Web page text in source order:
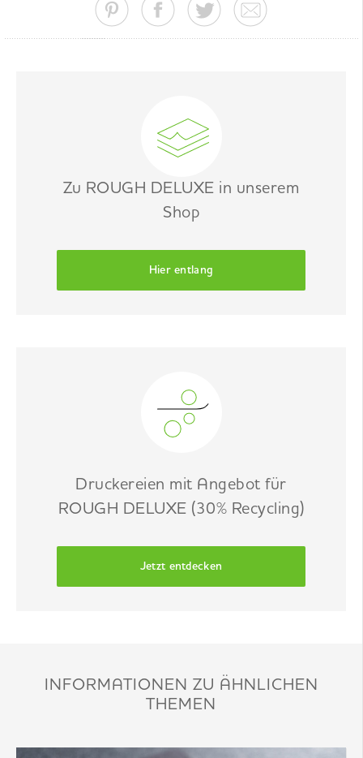
Zu ROUGH DELUXE in unserem
Shop
Hier entlang
Druckereien mit Angebot für
ROUGH DELUXE (30% Recycling)
Jetzt entdecken
INFORMATIONEN ZU ÄHNLICHEN
THEMEN